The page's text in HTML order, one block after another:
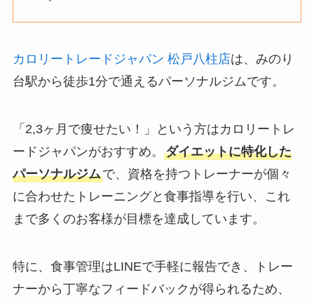
カロリートレードジャパン 松戸八柱店は、みのり
台駅から徒歩1分で通えるパーソナルジムです。
「2,3ヶ月で痩せたい！」という方はカロリートレ
ードジャパンがおすすめ。 ダイエットに特化した
パーソナルジムで、資格を持つトレーナーが個々
に合わせたトレーニングと食事指導を行い、これ
まで多くのお客様が目標を達成しています。
特に、食事管理はLINEで手軽に報告でき、トレー
ナーから丁寧なフィードバックが得られるため、